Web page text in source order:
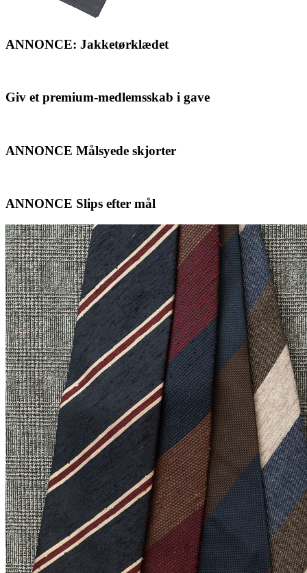
ANNONCE: Jakketørklædet
Giv et premium-medlemsskab i gave
ANNONCE Målsyede skjorter
ANNONCE Slips efter mål